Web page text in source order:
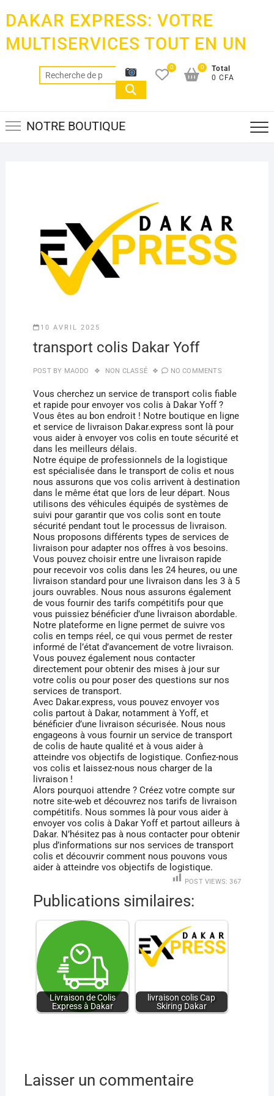
content
DAKAR EXPRESS: VOTRE
MULTISERVICES TOUT EN UN
Recherche
pour :
0
Total
0 CFA
0
NOTRE BOUTIQUE
10 AVRIL 2025
transport colis Dakar Yoff
POST BY MAODO NON CLASSÉ NO COMMENTS
Vous cherchez un service de transport colis fiable
et rapide pour envoyer vos colis à Dakar Yoff ?
Vous êtes au bon endroit ! Notre boutique en ligne
et service de livraison Dakar.express sont là pour
vous aider à envoyer vos colis en toute sécurité et
dans les meilleurs délais.
Notre équipe de professionnels de la logistique
est spécialisée dans le transport de colis et nous
nous assurons que vos colis arrivent à destination
dans le même état que lors de leur départ. Nous
utilisons des véhicules équipés de systèmes de
suivi pour garantir que vos colis sont en toute
sécurité pendant tout le processus de livraison.
Nous proposons différents types de services de
livraison pour adapter nos offres à vos besoins.
Vous pouvez choisir entre une livraison rapide
pour recevoir vos colis dans les 24 heures, ou une
livraison standard pour une livraison dans les 3 à 5
jours ouvrables. Nous nous assurons également
de vous fournir des tarifs compétitifs pour que
vous puissiez bénéficier d’une livraison abordable.
Notre plateforme en ligne permet de suivre vos
colis en temps réel, ce qui vous permet de rester
informé de l’état d’avancement de votre livraison.
Vous pouvez également nous contacter
directement pour obtenir des mises à jour sur
votre colis ou pour poser des questions sur nos
services de transport.
Avec Dakar.express, vous pouvez envoyer vos
colis partout à Dakar, notamment à Yoff, et
bénéficier d’une livraison sécurisée. Nous nous
engageons à vous fournir un service de transport
de colis de haute qualité et à vous aider à
atteindre vos objectifs de logistique. Confiez-nous
vos colis et laissez-nous nous charger de la
livraison !
Alors pourquoi attendre ? Créez votre compte sur
notre site-web et découvrez nos tarifs de livraison
compétitifs. Nous sommes là pour vous aider à
envoyer vos colis à Dakar Yoff et partout ailleurs à
Dakar. N’hésitez pas à nous contacter pour obtenir
plus d’informations sur nos services de transport
colis et découvrir comment nous pouvons vous
aider à atteindre vos objectifs de logistique.
POST VIEWS: 367
Publications similaires:
Livraison de Colis
Express à Dakar
livraison colis Cap
Skiring Dakar
Laisser un commentaire